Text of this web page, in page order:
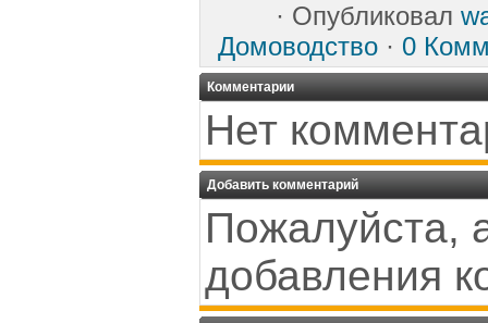
· Опубликовал
Домоводство · 0
Комментарии
Нет
Добавить комментарий
Пожалуйста,
добавления